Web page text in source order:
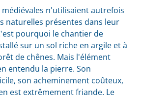
n'utilisaient autrefois
naturelles présentes dans leur
pourquoi le chantier de
sur un sol riche en argile et à
de chênes. Mais l'élément
entendu la pierre. Son
son acheminement coûteux,
est extrêmement friande. Le